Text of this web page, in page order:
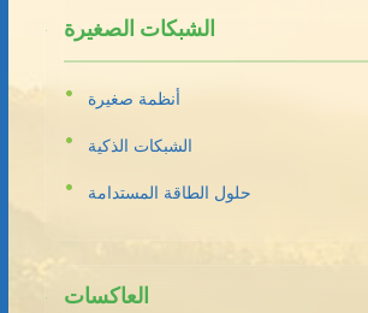
الشبكات الصغيرة
أنظمة صغيرة
الشبكات الذكية
حلول الطاقة المستدامة
العاكسات